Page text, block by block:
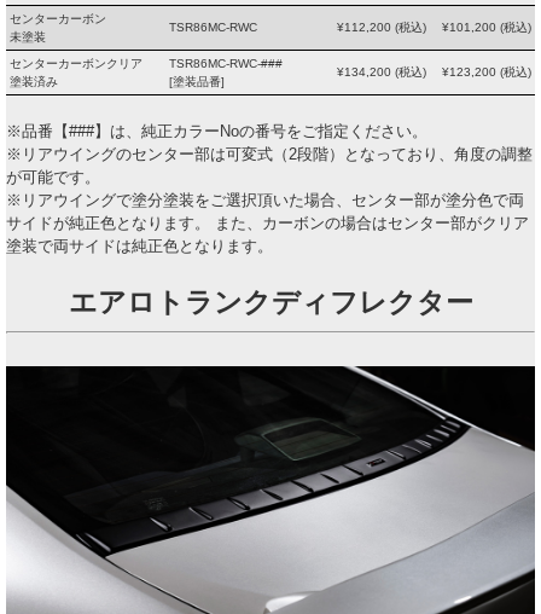
センターカーボン
未塗装
TSR86MC-RWC ¥112,200 (税込) ¥101,200 (税込)
センターカーボンクリア
塗装済み
TSR86MC-RWC-###
[塗装品番]
¥134,200 (税込) ¥123,200 (税込)
※品番【###】は、純正カラーNoの番号をご指定ください。
※リアウイングのセンター部は可変式（2段階）となっており、角度の調整
が可能です。
※リアウイングで塗分塗装をご選択頂いた場合、センター部が塗分色で両
サイドが純正色となります。 また、カーボンの場合はセンター部がクリア
塗装で両サイドは純正色となります。
エアロトランクディフレクター